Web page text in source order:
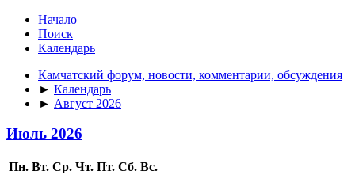
Начало
Поиск
Календарь
Камчатский форум, новости, комментарии, обсуждения
► Календарь
► Август 2026
Июль 2026
Пн. Вт. Ср. Чт. Пт. Сб. Вс.